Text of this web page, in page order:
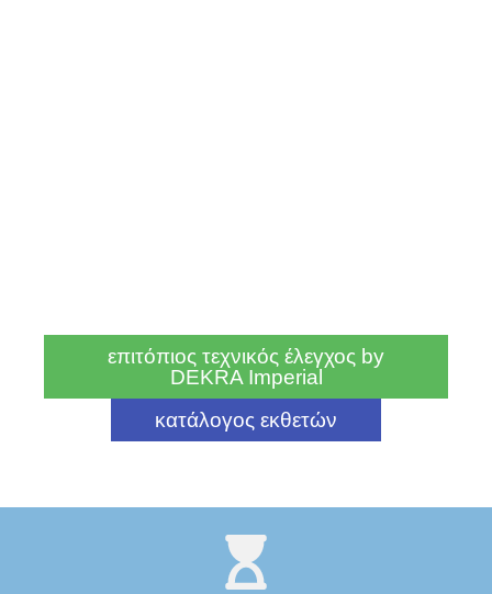
επιτόπιος τεχνικός έλεγχος by
DEKRA Imperial
κατάλογος εκθετών